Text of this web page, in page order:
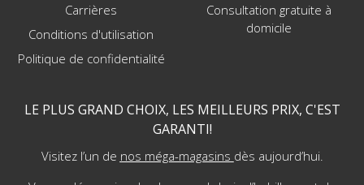
Carrières
Conditions d'utilisation
Politique de confidentialité
Consultation gratuite à
domicile
LE PLUS GRAND CHOIX, LES MEILLEURS PRIX, C'EST
GARANTI!
Visitez l’un de nos méga-magasins dès aujourd’hui.